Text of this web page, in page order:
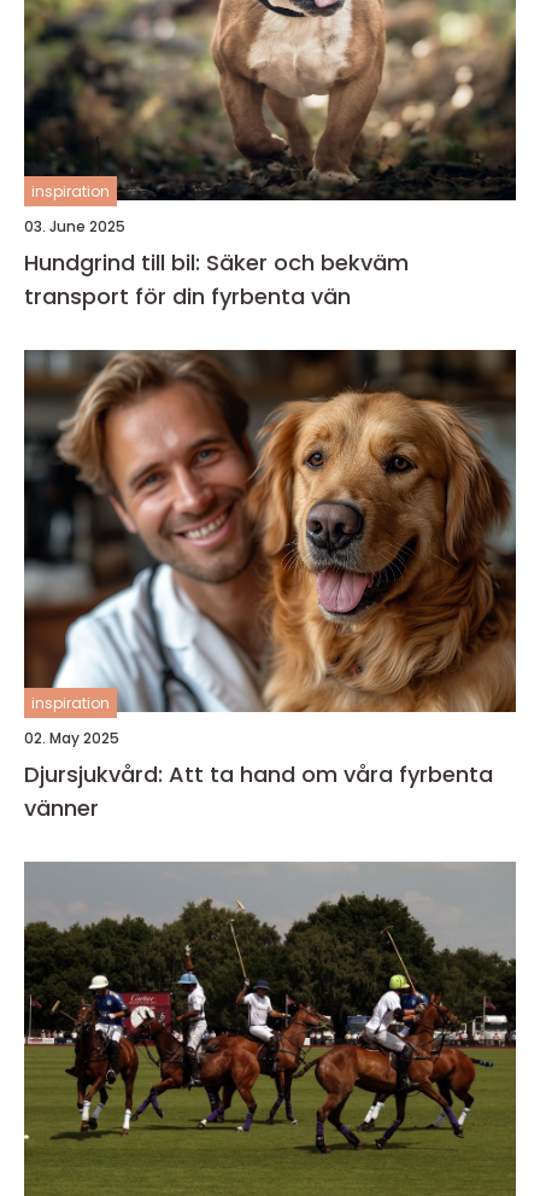
inspiration
03. June 2025
Hundgrind till bil: Säker och bekväm
transport för din fyrbenta vän
inspiration
02. May 2025
Djursjukvård: Att ta hand om våra fyrbenta
vänner